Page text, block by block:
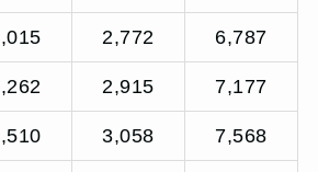
2,772 6,787
2,915 7,177
3,058 7,568